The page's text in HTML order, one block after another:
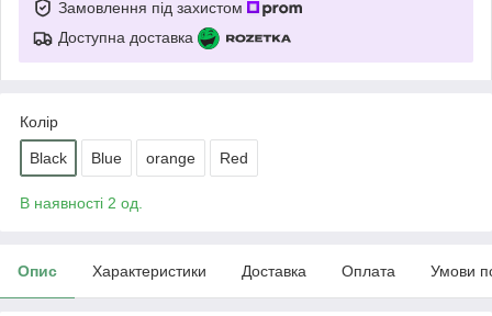
Замовлення під захистом
Доступна доставка
Колір
Black Blue orange Red
В наявності 2 од.
Опис Характеристики Доставка Оплата Умови